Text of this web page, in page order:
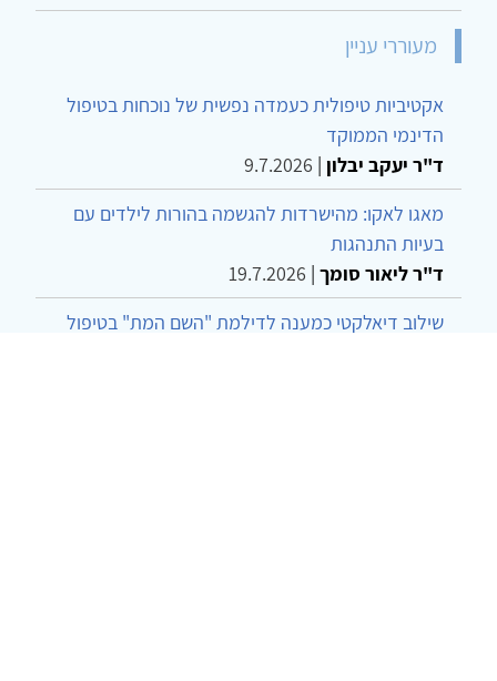
מעוררי עניין
אקטיביות טיפולית כעמדה נפשית של נוכחות בטיפול
הדינמי הממוקד
ד"ר יעקב יבלון |
9.7.2026
מאגו לאקו: מהישרדות להגשמה בהורות לילדים עם
בעיות התנהגות
ד"ר ליאור סומך |
19.7.2026
שילוב דיאלקטי כמענה לדילמת "השם המת" בטיפול